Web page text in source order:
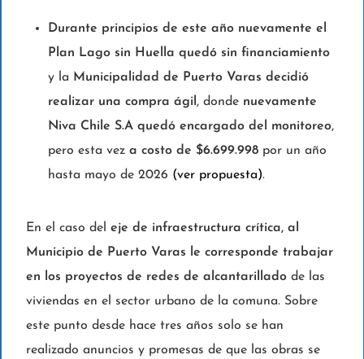
Durante principios de este año nuevamente el
Plan Lago sin Huella quedó sin financiamiento
y la Municipalidad de Puerto Varas decidió
realizar una compra ágil , donde nuevamente
Niva Chile S.A quedó encargado del monitoreo,
pero esta veza costo de $6.699.998 por un año
hasta mayo de 2026 (ver propuesta).
En el caso del eje de infraestructura crítica, al
Municipio de Puerto Varas le corresponde trabajar
en los proyectos de redes de alcantarilladode las
viviendas en el sector urbano de la comuna. Sobre
este punto desde hace tres años solo se han
realizado anuncios y promesas de que las obras se